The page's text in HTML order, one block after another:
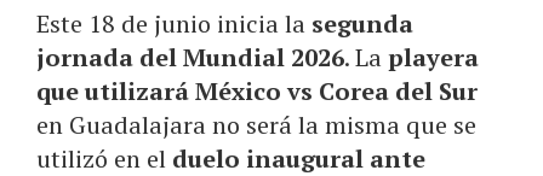
Este 18 de junio inicia la segunda
jornada del Mundial 2026. Laplayera
que utilizará México vs Corea del Sur
en Guadalajara no será la misma que se
utilizó en el duelo inaugural ante